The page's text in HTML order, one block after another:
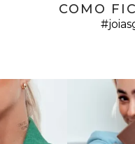
COMO